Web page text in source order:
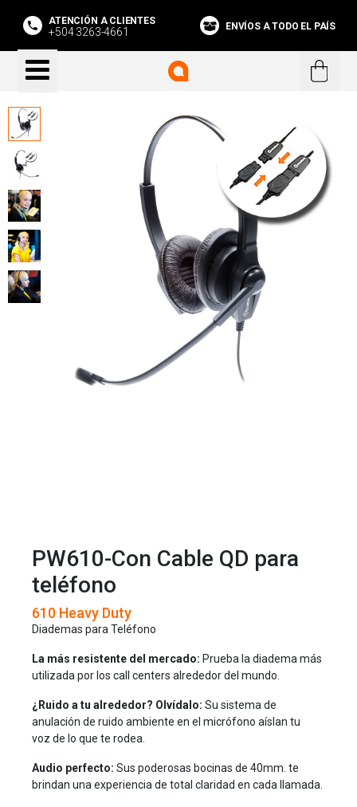
ATENCIÓN A CLIENTES
+504 3263-4661 ENVÍOS A TODO EL PAÍS
PW610-Con Cable QD para
teléfono
610 Heavy Duty
Diademas para Teléfono
La más resistente del mercado: Prueba la diadema más
utilizada por los call centers alrededor del mundo.
¿Ruido a tu alrededor? Olvídalo: Su sistema de
anulación de ruido ambiente en el micrófono aíslan tu
voz de lo que te rodea.
Audio perfecto: Sus poderosas bocinas de 40mm. te
brindan una experiencia de total claridad en cada llamada.